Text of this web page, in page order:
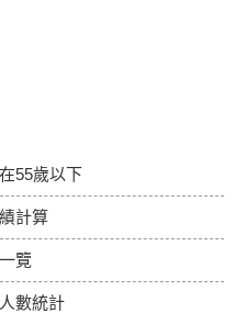
55歲以下
計算
覽
數統計